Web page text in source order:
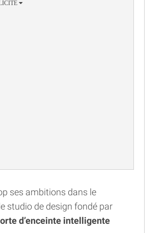
ses ambitions dans le
studio de design fondé par
d’enceinte intelligente